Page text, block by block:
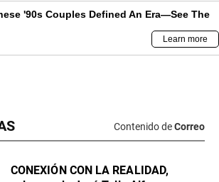
Contenido deCorreo
CONEXIÓN CON LA REALIDAD,